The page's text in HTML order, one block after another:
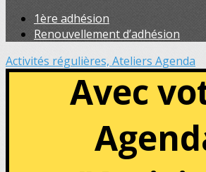
1ère adhésion
Renouvellement d’adhésion
Activités régulières, Ateliers Agenda
Avec